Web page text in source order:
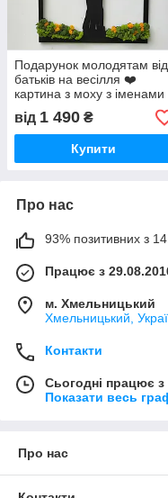
Подарунок молодятам від
батьків на весілля ❤️
картина з моху з іменами
від 1 490 ₴
Купити
Про нас
93% позитивних з 14
Працює з
м. Хмельницький
Хмельницький,
Контакти
Сьогодні працює
Показати весь
Про нас